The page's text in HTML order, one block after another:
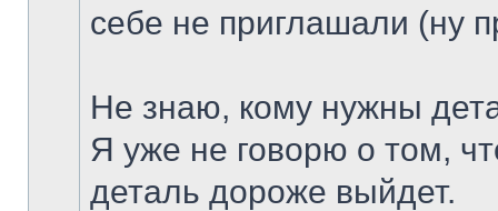
себе не приглашали (ну
Не знаю, кому нужны
Я уже не говорю о том,
деталь дороже выйдет.